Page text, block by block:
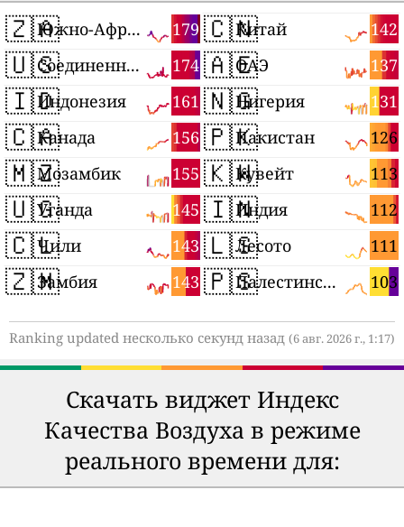
🇿🇦 179
Южно-Африканская Республика
🇺🇸 174
Соединенные Штаты
🇮🇩 161
Индонезия
🇨🇦 156
Канада
🇲🇿 155
Мозамбик
🇺🇬 145
Уганда
🇨🇱 143
Чили
🇿🇲 143
Замбия
🇨🇳 142
Китай
🇦🇪 137
ОАЭ
🇳🇬 131
Нигерия
🇵🇰 126
Пакистан
🇰🇼 113
Кувейт
🇮🇳 112
Индия
🇱🇸 111
Лесото
🇵🇸 103
Палестинские территории
Ranking updated несколько секунд назад (6 авг. 2026 г., 1:17)
Скачать виджет Индекс
Качества Воздуха в режиме
реального времени для: